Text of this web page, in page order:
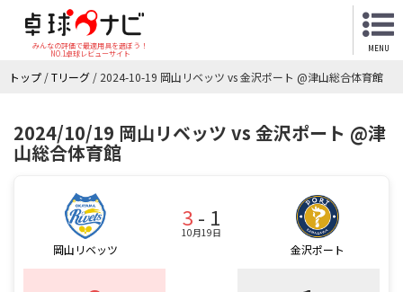
みんなの評価で最適用具を選ぼう！
NO.1卓球レビューサイト
MENU
トップ /Tリーグ / 2024-10-19 岡山リベッツ vs 金沢ポート @津山総合体育館
2024/10/19 岡山リベッツ vs 金沢ポート @津
山総合体育館
岡山リベッツ
3 - 1
10月19日
金沢ポート